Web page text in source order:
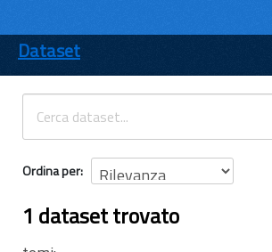
ENTI
TEMI
INFORMAZIONI
Dataset
Ordina per
1 dataset trovato